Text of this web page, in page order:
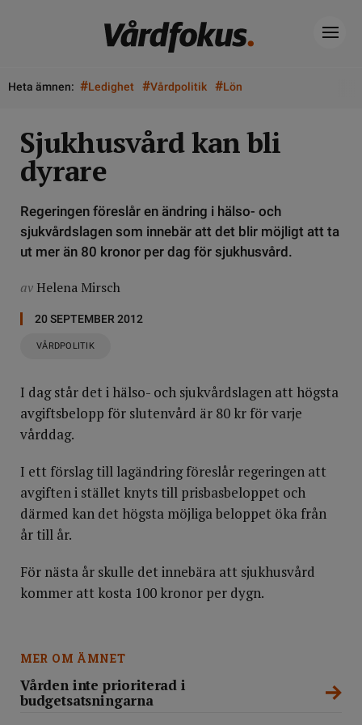
Heta ämnen: #Ledighet #Vårdpolitik #Lön
Sjukhusvård kan bli
dyrare
Regeringen föreslår en ändring i hälso- och
sjukvårdslagen som innebär att det blir möjligt att ta
ut mer än 80 kronor per dag för sjukhusvård.
av Helena Mirsch
20 SEPTEMBER 2012
VÅRDPOLITIK
I dag står det i hälso- och sjukvårdslagen att högsta
avgiftsbelopp för slutenvård är 80 kr för varje
vårddag.
I ett förslag till lagändring föreslår regeringen att
avgiften i stället knyts till prisbasbeloppet och
därmed kan det högsta möjliga beloppet öka från
år till år.
För nästa år skulle det innebära att sjukhusvård
kommer att kosta 100 kronor per dygn.
MER OM ÄMNET
Vården inte prioriterad i
budgetsatsningarna